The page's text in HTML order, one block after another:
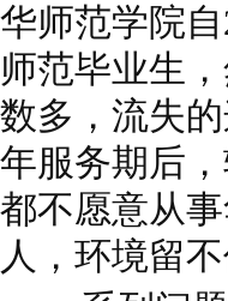
华师范学院
师范毕业生
数多，流失
年服务期后
都不愿意从
人，环境留